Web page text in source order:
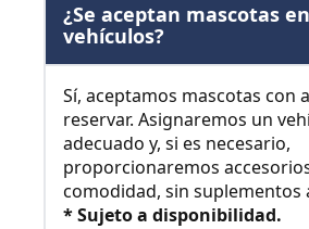
¿Se aceptan mascotas
vehículos?
Sí, aceptamos mascotas con
reservar. Asignaremos un
adecuado y, si es necesario,
proporcionaremos
comodidad, sin suplementos
* Sujeto a disponibilidad.